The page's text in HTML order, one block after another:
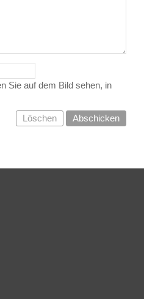
Sie auf dem Bild sehen, in
Löschen
Abschicken